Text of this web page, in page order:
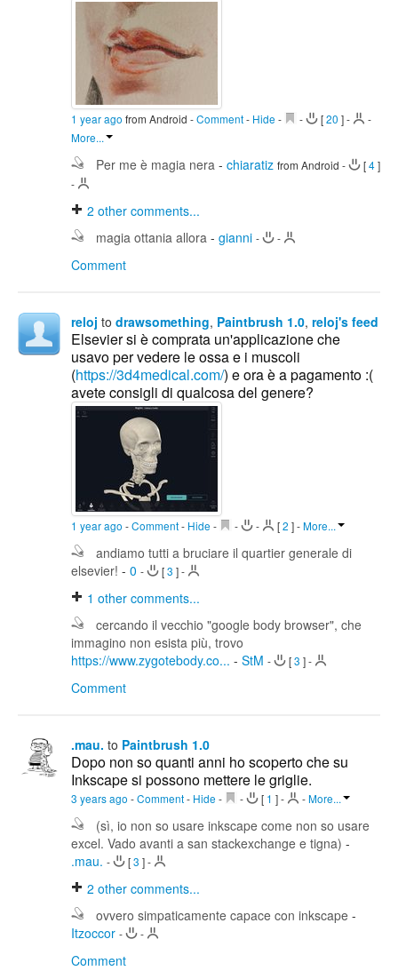
1 year ago from Android -Comment- Hide - - [20 ]-
-
More...
Per me è magia nera - chiaratiz from Android - [4]
-
2 other comments...
magia ottania allora - gianni - -
Comment
reloj to drawsomething, Paintbrush 1.0, reloj's feed
Elsevier si è comprata un'applicazione che
usavo per vedere le ossa e i muscoli
(https://3d4medical.com/) e ora è a pagamento :(
avete consigli di qualcosa del genere?
1 year ago -Comment- Hide - - - [2 ]-More...
andiamo tutti a bruciare il quartier generale di
elsevier! - 0 - [3 ]-
1 other comments...
cercando il vecchio "google body browser", che
immagino non esista più, trovo
https://www.zygotebody.co... - StM - [3 ]-
Comment
.mau. to Paintbrush 1.0
Dopo non so quanti anni ho scoperto che su
Inkscape si possono mettere le griglie.
3 years ago -Comment- Hide - - [ 1 ]- -More...
(sì, io non so usare inkscape come non so usare
excel. Vado avanti a san stackexchange e tigna) -
.mau. - [3 ]-
2 other comments...
ovvero simpaticamente capace con inkscape -
Itzoccor - -
Comment